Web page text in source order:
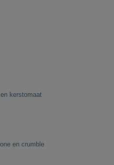
kerstomaat
en crumble